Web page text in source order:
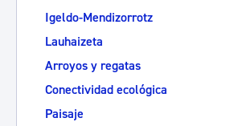
Igeldo-Mendizorrotz
Lauhaizeta
Arroyos y regatas
Conectividad ecológica
Paisaje